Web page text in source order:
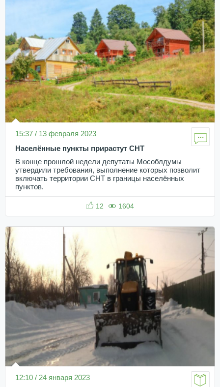
15:37 / 13 февраля 2023
Населённые пункты прирастут СНТ
В конце прошлой недели депутаты Мособлдумы
утвердили требования, выполнение которых позволит
включать территории СНТ в границы населённых
пунктов.
12 1604
12:10 / 24 января 2023